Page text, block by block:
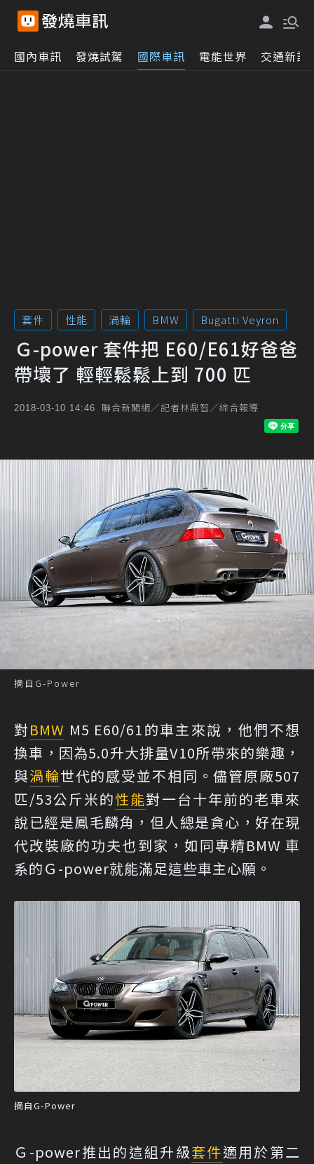
國內車訊 發燒試駕 國際車訊 電能世界 交通新訊
套件 性能 渦輪 BMW Bugatti Veyron
Ｇ-power 套件把 E60/E61好爸爸
帶壞了 輕輕鬆鬆上到 700 匹
2018-03-10 14:46 聯合新聞網／記者林鼎智／綜合報導
摘自G-Power
對BMW M5 E60/61的車主來說，他們不想
換車，因為5.0升大排量V10所帶來的樂趣，
與渦輪世代的感受並不相同。儘管原廠507
匹/53公斤米的性能對一台十年前的老車來
說已經是鳳毛麟角，但人總是貪心，好在現
代改裝廠的功夫也到家，如同專精BMW 車
系的Ｇ-power就能滿足這些車主心願。
摘自G-Power
Ｇ-power推出的這組升級套件適用於第二